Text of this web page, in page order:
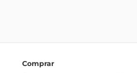
Comprar